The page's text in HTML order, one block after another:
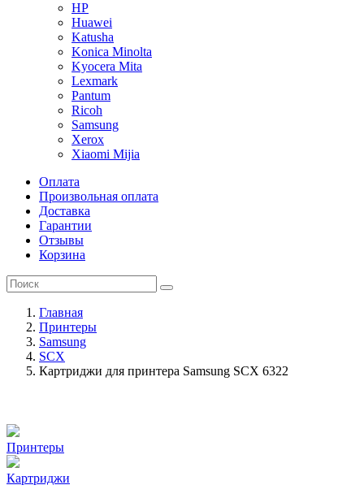
HP
Huawei
Katusha
Konica Minolta
Kyocera Mita
Lexmark
Pantum
Ricoh
Samsung
Xerox
Xiaomi Mijia
Оплата
Произвольная оплата
Доставка
Гарантии
Отзывы
Корзина
Главная
Принтеры
Samsung
SCX
Картриджи для принтера Samsung SCX 6322
Принтеры
Картриджи